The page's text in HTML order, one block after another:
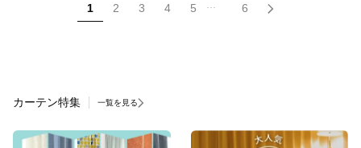
1 2 3 4 5 6
カーテン特集 一覧を見る